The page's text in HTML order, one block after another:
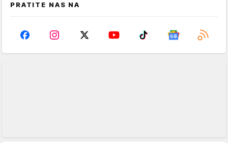
PRATITE NAS NA